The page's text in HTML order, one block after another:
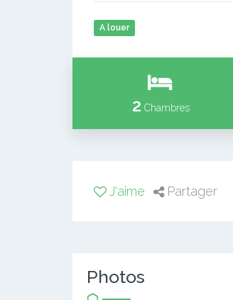
A louer
2 Chambres
J'aime Partager
Photos